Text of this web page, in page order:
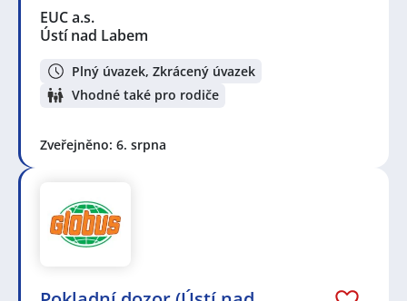
EUC a.s.
Ústí nad Labem
Plný úvazek, Zkrácený úvazek
Vhodné také pro rodiče
Zveřejněno: 6. srpna